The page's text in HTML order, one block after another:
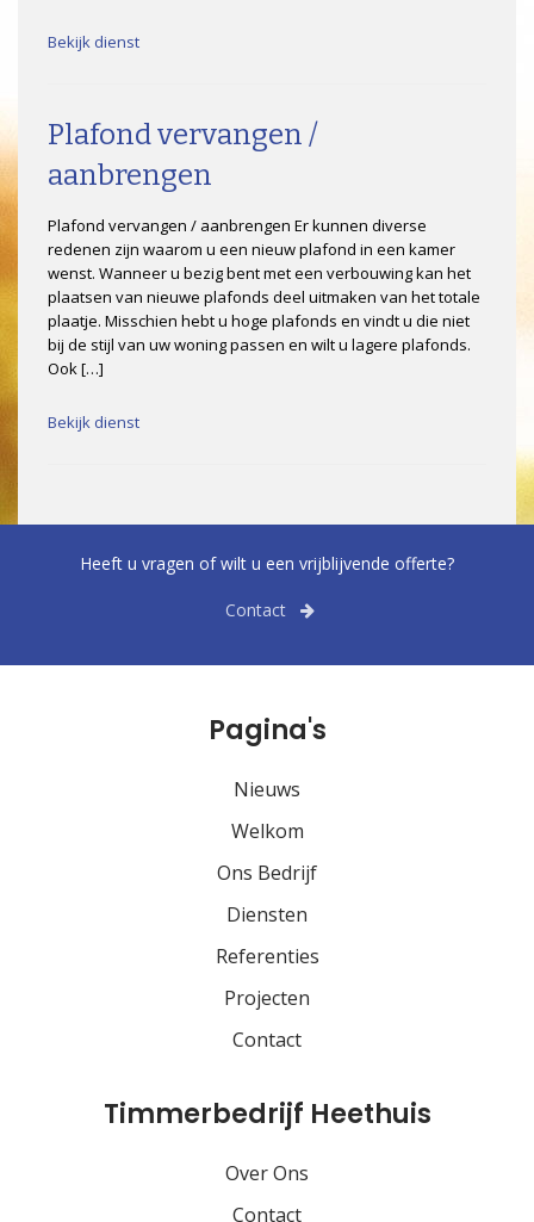
Bekijk dienst
Plafond vervangen /
aanbrengen
Plafond vervangen / aanbrengen Er kunnen diverse
redenen zijn waarom u een nieuw plafond in een kamer
wenst. Wanneer u bezig bent met een verbouwing kan het
plaatsen van nieuwe plafonds deel uitmaken van het totale
plaatje. Misschien hebt u hoge plafonds en vindt u die niet
bij de stijl van uw woning passen en wilt u lagere plafonds.
Ook […]
Bekijk dienst
Heeft u vragen of wilt u een vrijblijvende offerte?
Contact
Pagina's
Nieuws
Welkom
Ons Bedrijf
Diensten
Referenties
Projecten
Contact
Timmerbedrijf Heethuis
Over Ons
Contact